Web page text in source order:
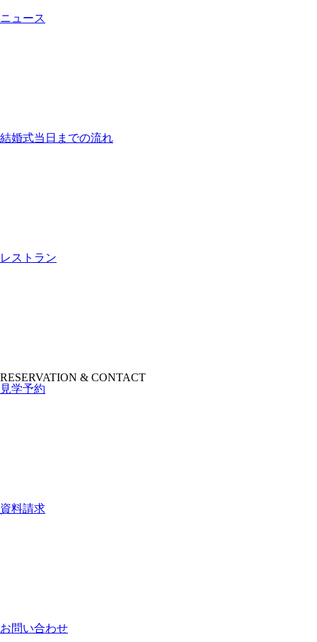
ニュース
結婚式当日までの流れ
レストラン
RESERVATION & CONTACT
見学予約
資料請求
お問い合わせ